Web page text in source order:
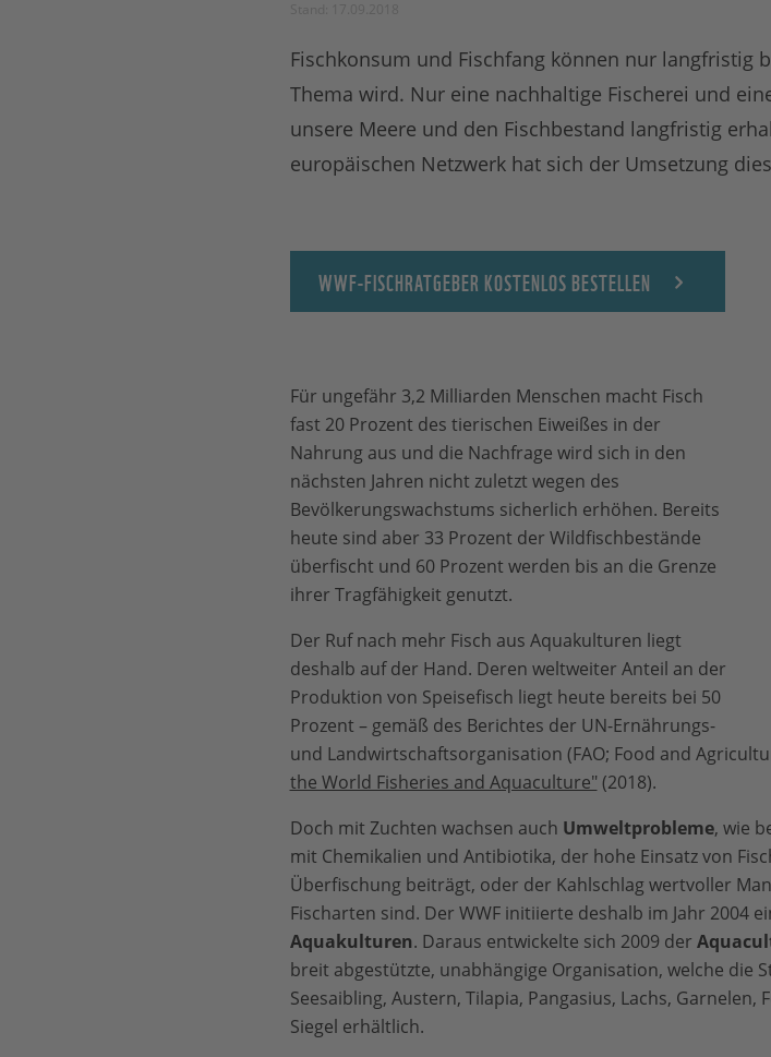
Fischkonsum und Fischfang können nur langfristig
Thema wird. Nur eine nachhaltige Fischerei und
unsere Meere und den Fischbestand langfristig
europäischen Netzwerk hat sich der Umsetzung
WWF-FISCHRATGEBER KOSTENLOS BESTELLEN
Für ungefähr 3,2 Milliarden Menschen macht Fisch
fast 20 Prozent des tierischen Eiweißes in der
Nahrung aus und die Nachfrage wird sich in den
nächsten Jahren nicht zuletzt wegen des
Bevölkerungswachstums sicherlich erhöhen. Bereits
heute sind aber 33 Prozent der Wildfischbestände
überfischt und 60 Prozent werden bis an die Grenze
ihrer Tragfähigkeit genutzt.
Der Ruf nach mehr Fisch aus Aquakulturen liegt
deshalb auf der Hand. Deren weltweiter Anteil an der
Produktion von Speisefisch liegt heute bereits bei 50
Prozent – gemäß des Berichtes der UN-Ernährungs-
und Landwirtschaftsorganisation (FAO; Food and
the World Fisheries and Aquaculture"(2018).
Doch mit Zuchten wachsen auch Umweltprobleme, wie
mit Chemikalien und Antibiotika, der hohe Einsatz von
Überfischung beiträgt, oder der Kahlschlag wertvoller
Fischarten sind. Der WWF initiierte deshalb im Jahr 2004
Aquakulturen. Daraus entwickelte sich 2009 der
breit abgestützte, unabhängige Organisation, welche die
Seesaibling, Austern, Tilapia, Pangasius, Lachs, Garnelen,
Siegel erhältlich.